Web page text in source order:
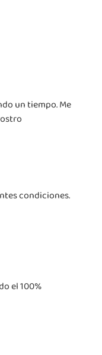
un tiempo. Me
condiciones.
el 100%